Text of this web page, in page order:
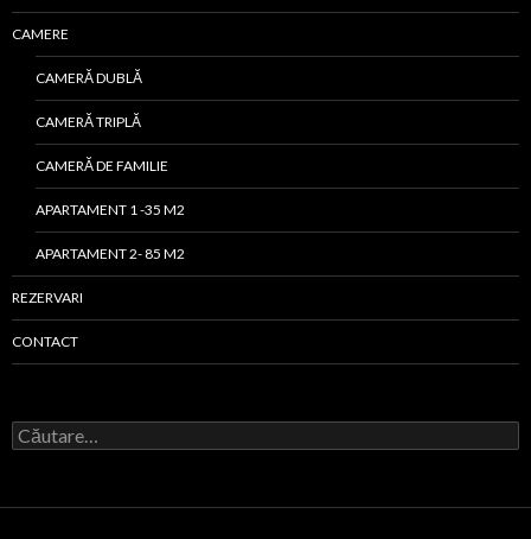
CAMERE
CAMERĂ DUBLĂ
CAMERĂ TRIPLĂ
CAMERĂ DE FAMILIE
APARTAMENT 1 -35 M2
APARTAMENT 2- 85 M2
REZERVARI
CONTACT
Caută
după: